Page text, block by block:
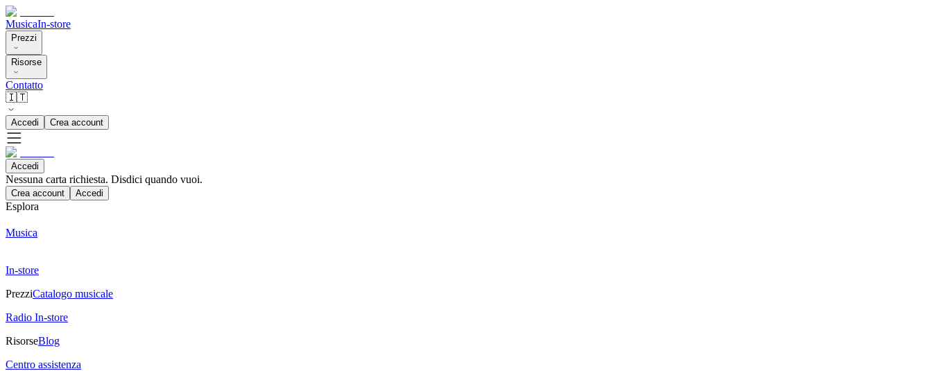
MusicaIn-store
Prezzi
Risorse
Contatto
🇮🇹
Accedi Crea account
Accedi
Nessuna carta richiesta. Disdici quando vuoi.
Crea account Accedi
Esplora
Musica
In-store
PrezziCatalogo musicale
Radio In-store
RisorseBlog
Centro assistenza